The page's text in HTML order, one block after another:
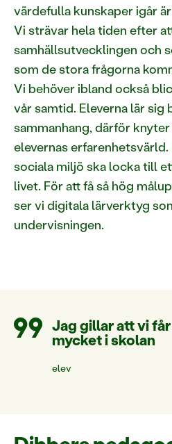
värdefulla kunskaper igår
Vi strävar hela tiden efter
samhällsutvecklingen och
som de stora frågorna
Vi behöver ibland också
vår samtid. Eleverna lär sig
sammanhang, därför
elevernas
sociala miljö ska locka till
livet. För att få så hög
ser vi digitala lärverktyg
undervisningen.
Jag gillar att vi
mycket i skolan
elev